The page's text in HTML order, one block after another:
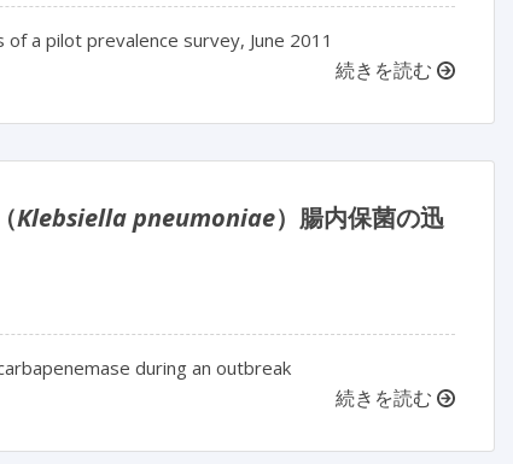
a pilot prevalence survey, June 2011
続きを読む
Klebsiella pneumoniae）腸内保菌の迅
during an outbreak
続きを読む